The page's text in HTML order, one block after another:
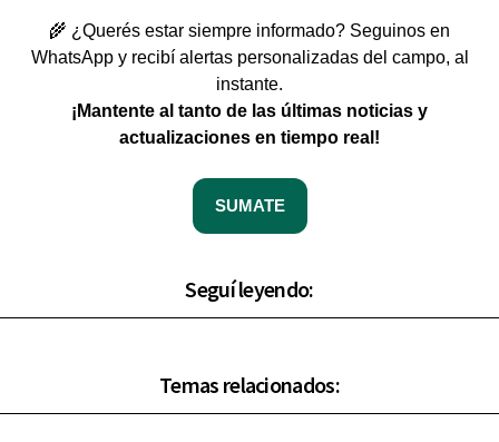
🌾 ¿Querés estar siempre informado? Seguinos en
WhatsApp y recibí alertas personalizadas del campo, al
instante.
¡Mantente al tanto de las últimas noticias y
actualizaciones en tiempo real!
SUMATE
Seguí leyendo:
Temas relacionados: